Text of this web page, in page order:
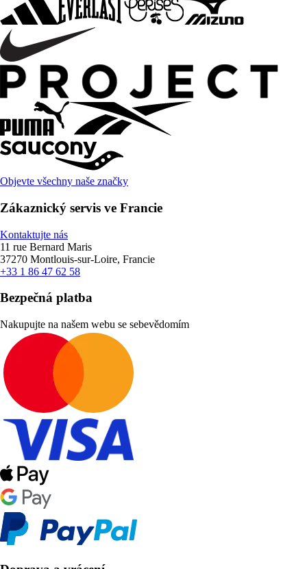
Objevte všechny naše značky
Zákaznický servis ve Francie
Kontaktujte nás
11 rue Bernard Maris
37270 Montlouis-sur-Loire, Francie
+33 1 86 47 62 58
Bezpečná platba
Nakupujte na našem webu se sebevědomím